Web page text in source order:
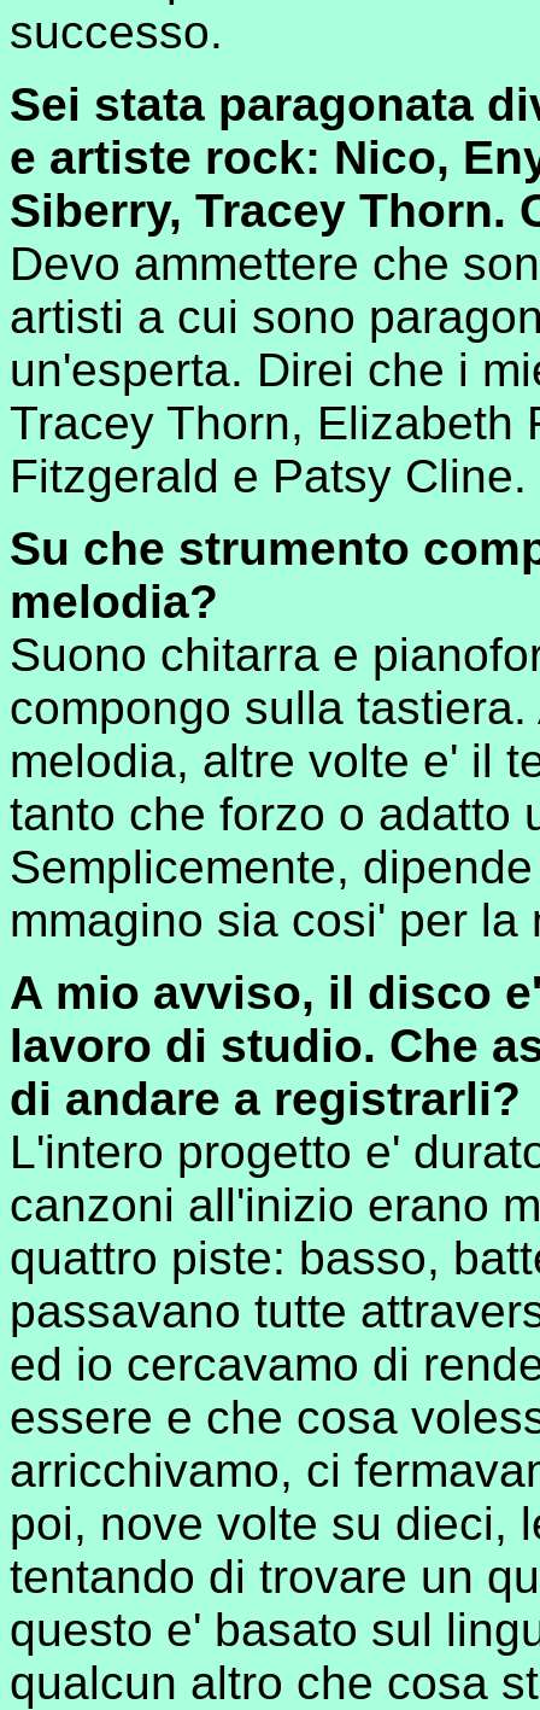
successo.
Sei stata paragonata
e artiste rock: Nico,
Siberry, Tracey Thorn.
Devo ammettere che
artisti a cui sono
un'esperta. Direi che i
Tracey Thorn, Elizabeth
Fitzgerald e Patsy Cline.
Su che strumento
melodia?
Suono chitarra e
compongo sulla
melodia, altre volte e' il
tanto che forzo o adatto
Semplicemente,
mmagino sia cosi' per
A mio avviso, il disco
lavoro di studio. Che
di andare a registrarli?
L'intero progetto e'
canzoni all'inizio erano
quattro piste: basso,
passavano tutte
ed io cercavamo di
essere e che cosa
arricchivamo, ci
poi, nove volte su dieci,
tentando di trovare un
questo e' basato sul
qualcun altro che cosa